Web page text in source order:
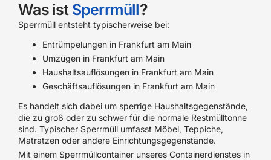
Zurück Weiter
Zurück Weiter
Ich stimme den Datenschutzbestimmungen und
AGB zu und bin mit der Datenverarbeitung
einverstanden. (erforderlich)
Zurück
Was ist Sperrmüll?
Sperrmüll entsteht typischerweise bei:
Entrümpelungen in Frankfurt am Main
Umzügen in Frankfurt am Main
Haushaltsauflösungen in Frankfurt am Main
Geschäftsauflösungen in Frankfurt am Main
Es handelt sich dabei um sperrige Haushaltsgegenstände,
die zu groß oder zu schwer für die normale Restmülltonne
sind. Typischer Sperrmüll umfasst Möbel, Teppiche,
Matratzen oder andere Einrichtungsgegenstände.
Mit einem Sperrmüllcontainer unseres Containerdienstes in